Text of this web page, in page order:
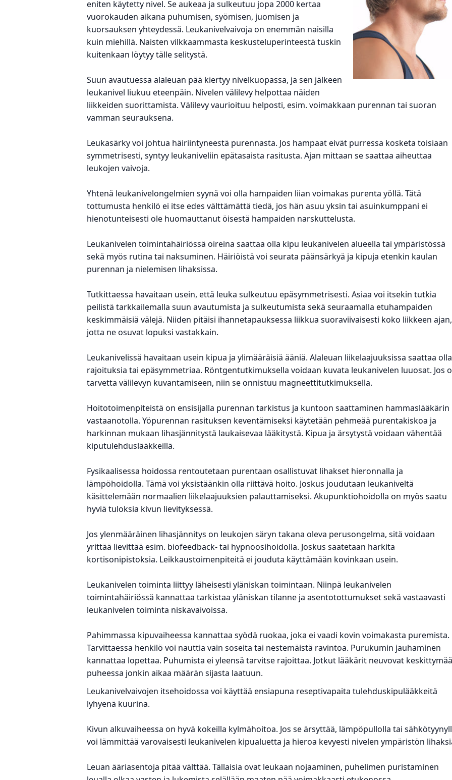
eniten käytetty nivel. Se aukeaa ja sulkeutuu jopa 2000 kertaa
vuorokauden aikana puhumisen, syömisen, juomisen ja
kuorsauksen yhteydessä. Leukanivelvaivoja on enemmän naisilla
kuin miehillä. Naisten vilkkaammasta keskusteluperinteestä tuskin
kuitenkaan löytyy tälle selitystä.
Suun avautuessa alaleuan pää kiertyy nivelkuopassa, ja sen jälkeen
leukanivel liukuu eteenpäin. Nivelen välilevy helpottaa näiden
liikkeiden suorittamista. Välilevy vaurioituu helposti, esim. voimakkaan purennan tai suoran
vamman seurauksena.
Leukasärky voi johtua häiriintyneestä purennasta. Jos hampaat eivät purressa kosketa toisiaan
symmetrisesti, syntyy leukaniveliin epätasaista rasitusta. Ajan mittaan se saattaa aiheuttaa
leukojen vaivoja.
Yhtenä leukanivelongelmien syynä voi olla hampaiden liian voimakas purenta yöllä. Tätä
tottumusta henkilö ei itse edes välttämättä tiedä, jos hän asuu yksin tai asuinkumppani ei
hienotunteisesti ole huomauttanut öisestä hampaiden narskuttelusta.
Leukanivelen toimintahäiriössä oireina saattaa olla kipu leukanivelen alueella tai ympäristössä
sekä myös rutina tai naksuminen. Häiriöistä voi seurata päänsärkyä ja kipuja etenkin kaulan
purennan ja nielemisen lihaksissa.
Tutkittaessa havaitaan usein, että leuka sulkeutuu epäsymmetrisesti. Asiaa voi itsekin tutkia
peilistä tarkkailemalla suun avautumista ja sulkeutumista sekä seuraamalla etuhampaiden
keskimmäisiä välejä. Niiden pitäisi ihannetapauksessa liikkua suoraviivaisesti koko liikkeen ajan,
jotta ne osuvat lopuksi vastakkain.
Leukanivelissä havaitaan usein kipua ja ylimääräisiä ääniä. Alaleuan liikelaajuuksissa saattaa olla
rajoituksia tai epäsymmetriaa. Röntgentutkimuksella voidaan kuvata leukanivelen luuosat. Jos
tarvetta välilevyn kuvantamiseen, niin se onnistuu magneettitutkimuksella.
Hoitotoimenpiteistä on ensisijalla purennan tarkistus ja kuntoon saattaminen hammaslääkärin
vastaanotolla. Yöpurennan rasituksen keventämiseksi käytetään pehmeää purentakiskoa ja
harkinnan mukaan lihasjännitystä laukaisevaa lääkitystä. Kipua ja ärsytystä voidaan vähentää
kiputulehduslääkkeillä.
Fysikaalisessa hoidossa rentoutetaan purentaan osallistuvat lihakset hieronnalla ja
lämpöhoidolla. Tämä voi yksistäänkin olla riittävä hoito. Joskus joudutaan leukaniveltä
käsittelemään normaalien liikelaajuuksien palauttamiseksi. Akupunktiohoidolla on myös saatu
hyviä tuloksia kivun lievityksessä.
Jos ylenmääräinen lihasjännitys on leukojen säryn takana oleva perusongelma, sitä voidaan
yrittää lievittää esim. biofeedback- tai hypnoosihoidolla. Joskus saatetaan harkita
kortisonipistoksia. Leikkaustoimenpiteitä ei jouduta käyttämään kovinkaan usein.
Leukanivelen toiminta liittyy läheisesti yläniskan toimintaan. Niinpä leukanivelen
toimintahäiriössä kannattaa tarkistaa yläniskan tilanne ja asentotottumukset sekä vastaavasti
leukanivelen toiminta niskavaivoissa.
Pahimmassa kipuvaiheessa kannattaa syödä ruokaa, joka ei vaadi kovin voimakasta puremista.
Tarvittaessa henkilö voi nauttia vain soseita tai nestemäistä ravintoa. Purukumin jauhaminen
kannattaa lopettaa. Puhumista ei yleensä tarvitse rajoittaa. Jotkut lääkärit neuvovat
puheessa jonkin aikaa määrän sijasta laatuun.
Leukanivelvaivojen itsehoidossa voi käyttää ensiapuna reseptivapaita tulehduskipulääkkeitä
lyhyenä kuurina.
Kivun alkuvaiheessa on hyvä kokeilla kylmähoitoa. Jos se ärsyttää, lämpöpullolla tai
voi lämmittää varovaisesti leukanivelen kipualuetta ja hieroa kevyesti nivelen ympäristön
Leuan ääriasentoja pitää välttää. Tällaisia ovat leukaan nojaaminen, puhelimen puristaminen